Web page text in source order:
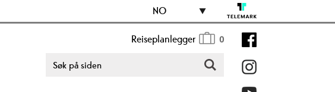
NO
Reiseplanlegger 0